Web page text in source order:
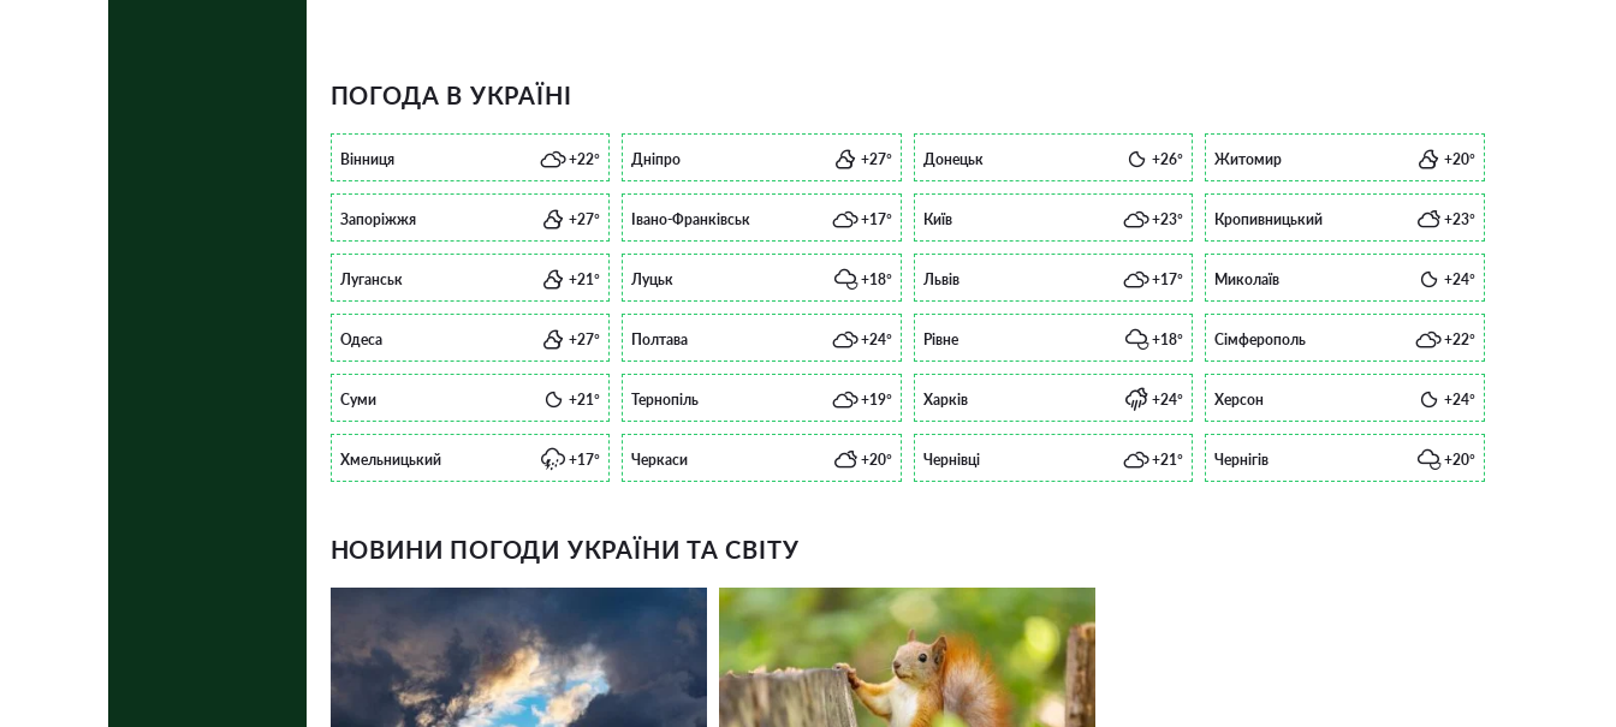
ПОГОДА В УКРАЇНІ
Вінниця +22° Дніпро +27° Донецьк +26° Житомир +20°
Запоріжжя +27° Івано-Франківськ +17° Київ +23° Кропивницький +23°
Луганськ +21° Луцьк +18° Львів +17° Миколаїв +24°
Одеса +27° Полтава +24° Рівне +18° Сімферополь +22°
Суми +21° Тернопіль +19° Харків +24° Херсон +24°
Хмельницький +17° Черкаси +20° Чернівці +21° Чернігів +20°
НОВИНИ ПОГОДИ УКРАЇНИ ТА СВІТУ